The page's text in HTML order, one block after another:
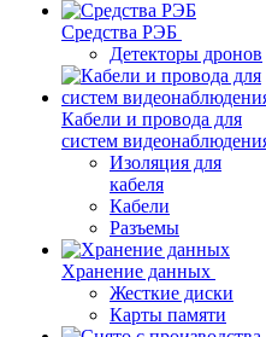
Средства РЭБ
Детекторы дронов
Кабели и провода для
систем
Изоляция для
кабеля
Кабели
Разъемы
Хранение данных
Жесткие диски
Карты памяти